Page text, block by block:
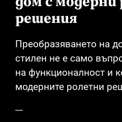
решения
Преобразяването на
стилен не е само
на функционалност и
модерните ролетни